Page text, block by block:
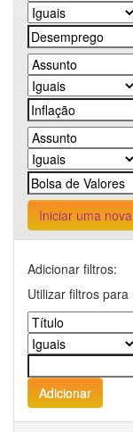
Iniciar uma
Adicionar filtros:
Utilizar filtros